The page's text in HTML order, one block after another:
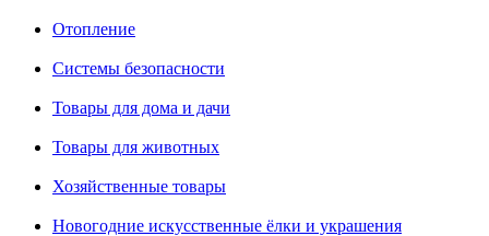
Отопление
Системы безопасности
Товары для дома и дачи
Товары для животных
Хозяйственные товары
Новогодние искусственные ёлки и украшения